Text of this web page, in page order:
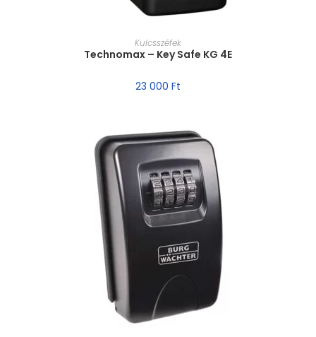
MÉRET VÁLASZTÁSA
Kulcsszéfek
Technomax – Key Safe KG 4E
23 000 Ft